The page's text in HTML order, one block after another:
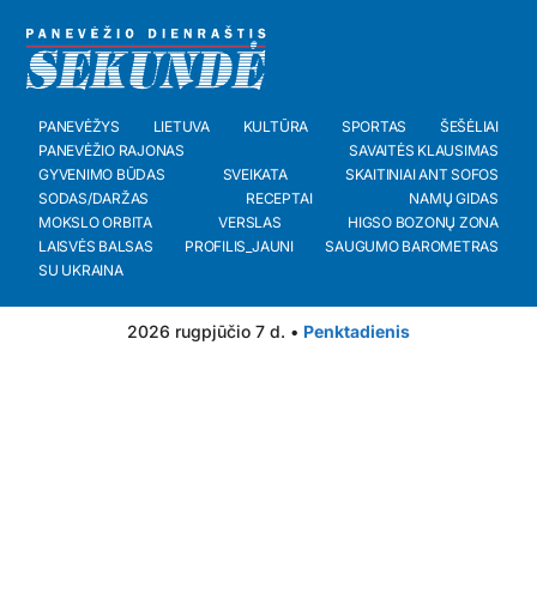
PANEVĖŽYS LIETUVA KULTŪRA SPORTAS
ŠEŠĖLIAI
PANEVĖŽIO RAJONAS
SAVAITĖS KLAUSIMAS
GYVENIMO BŪDAS
SVEIKATA
SKAITINIAI ANT SOFOS
SODAS/DARŽAS
RECEPTAI
NAMŲ GIDAS
MOKSLO ORBITA
VERSLAS
HIGSO BOZONŲ ZONA
LAISVĖS BALSAS
PROFILIS_JAUNI
SAUGUMO BAROMETRAS
SU UKRAINA
2026 rugpjūčio 7 d. • Penktadienis